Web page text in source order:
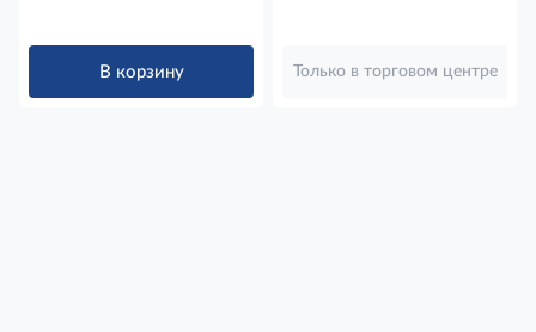
В корзину Только в торговом центре